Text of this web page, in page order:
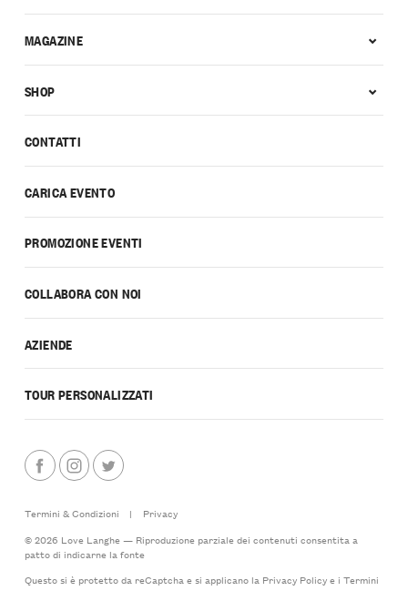
CONTATTI
CARICA EVENTO
PROMOZIONE EVENTI
COLLABORA CON NOI
AZIENDE
TOUR PERSONALIZZATI
MAGAZINE
SHOP
Termini & Condizioni |
Privacy
© 2026 Love Langhe — Riproduzione parziale dei contenuti consentita a
patto di indicarne la fonte
Questo si è protetto da reCaptcha e si applicano la Privacy Policye i Termini